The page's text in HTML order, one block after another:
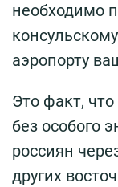
необходимо
аэропорту
Это факт,
без особого
россиян
других